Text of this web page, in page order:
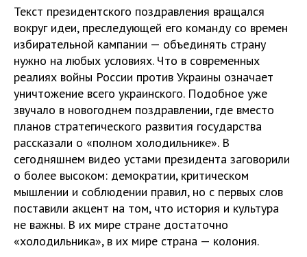
Текст президентского поздравления вращался
вокруг идеи, преследующей его команду со времен
избирательной кампании — объединять страну
нужно на любых условиях. Что в современных
реалиях войны России против Украины означает
уничтожение всего украинского. Подобное уже
звучало в новогоднем поздравлении, где вместо
планов стратегического развития государства
рассказали о «полном холодильнике». В
сегодняшнем видео устами президента заговорили
о более высоком: демократии, критическом
мышлении и соблюдении правил, но с первых слов
поставили акцент на том, что история и культура
не важны. В их мире стране достаточно
«холодильника», в их мире страна — колония.